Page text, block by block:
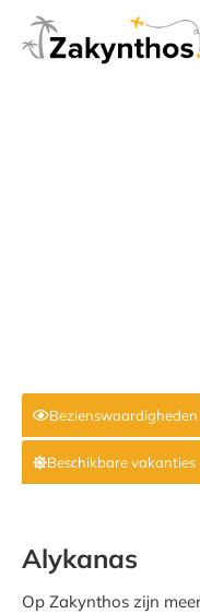
Bezienswaardigheden
Beschikbare vakanties
Alykanas
Op Zakynthos zijn